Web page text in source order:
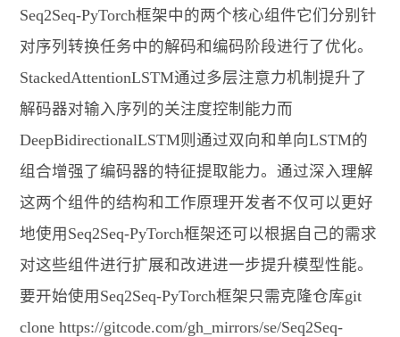
Seq2Seq-PyTorch框架中的两个核心组件它们分别针
对序列转换任务中的解码和编码阶段进行了优化。
StackedAttentionLSTM通过多层注意力机制提升了
解码器对输入序列的关注度控制能力而
DeepBidirectionalLSTM则通过双向和单向LSTM的
组合增强了编码器的特征提取能力。通过深入理解
这两个组件的结构和工作原理开发者不仅可以更好
地使用Seq2Seq-PyTorch框架还可以根据自己的需求
对这些组件进行扩展和改进进一步提升模型性能。
要开始使用Seq2Seq-PyTorch框架只需克隆仓库git
clone https://gitcode.com/gh_mirrors/se/Seq2Seq-